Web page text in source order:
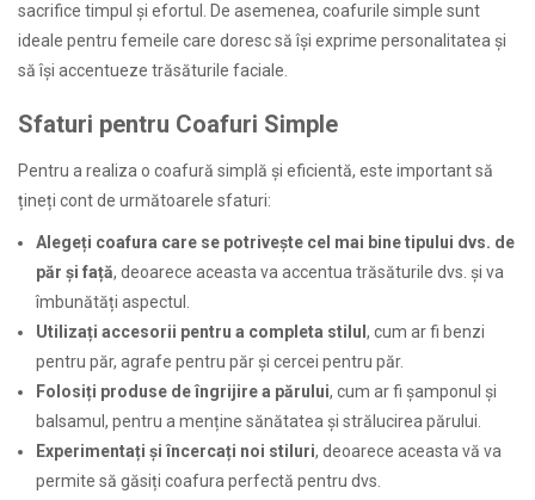
sacrifice timpul și efortul. De asemenea, coafurile simple sunt
ideale pentru femeile care doresc să își exprime personalitatea și
să își accentueze trăsăturile faciale.
Sfaturi pentru Coafuri Simple
Pentru a realiza o coafură simplă și eficientă, este important să
țineți cont de următoarele sfaturi:
Alegeți coafura care se potrivește cel mai bine tipului dvs. de
păr și față, deoarece aceasta va accentua trăsăturile dvs. și va
îmbunătăți aspectul.
Utilizați accesorii pentru a completa stilul , cum ar fi benzi
pentru păr, agrafe pentru păr și cercei pentru păr.
Folosiți produse de îngrijire a părului, cum ar fi șamponul și
balsamul, pentru a menține sănătatea și strălucirea părului.
Experimentați și încercați noi stiluri, deoarece aceasta vă va
permite să găsiți coafura perfectă pentru dvs.